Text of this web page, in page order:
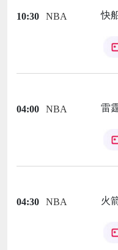
10:30 NBA 快
04:00 NBA 雷
04:30 NBA 火